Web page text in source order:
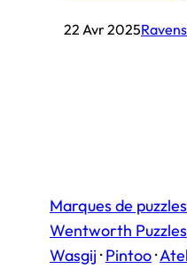
22 Avr 2025
Marques de puzzles
Wentworth Puzzles
Wasgij·Pintoo·